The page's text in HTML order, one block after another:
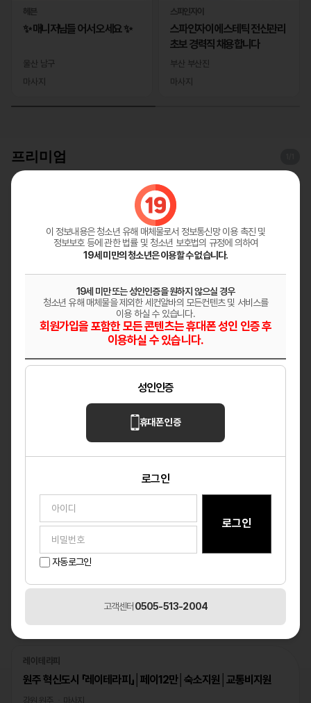
헤븐
✨ 매니저님들 어서 오세요 ✨
울산 남구
마사지
스파인자이
스파인자이 에스테틱 전신관리
초보 경력직 채용합니다
부산 부산진
마사지
프리미엄
원주 혁신도시 「레이테라피」│페이12만│숙소
지원│교통비지원
강원 원주 마사지
다온테라피
깨끗한 분위기의 샵 상시모집
대전 대덕구 마사지
✨ 매니저님들 어서 오세요 ✨
마사지
베스트
레이테라피
원주 혁신도시 「레이테라피」│페이12만│숙소지원│교통비지원
강원 원주 마사지
이 정보내용은 청소년 유해 매체물로서 정보통신망 이용 촉진 및
정보보호 등에 관한 법률 및 청소년 보호법의 규정에 의하여
19세 미만의 청소년은 이용할 수 없습니다.
19세 미만 또는 성인인증을 원하지 않으실 경우
청소년 유해 매체물을 제외한 세컨알바의 모든컨텐츠 및 서비스를
이용 하실 수 있습니다.
회원가입을 포함한 모든 콘텐츠는 휴대폰 성인 인증 후
이용하실 수 있습니다.
성인인증
휴대폰 인증
로그인
자동로그인
고객센터0505-513-2004